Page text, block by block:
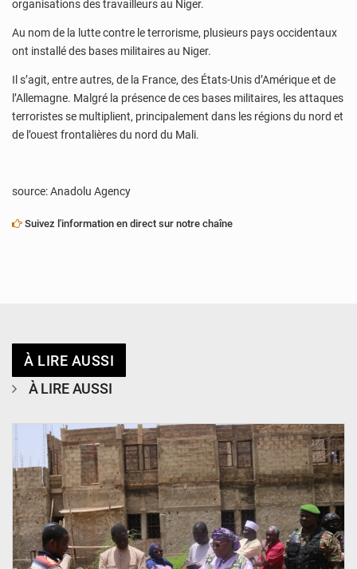
organisations des travailleurs au Niger.
Au nom de la lutte contre le terrorisme, plusieurs pays occidentaux
ont installé des bases militaires au Niger.
Il s’agit, entre autres, de la France, des États-Unis d’Amérique et de
l’Allemagne. Malgré la présence de ces bases militaires, les attaques
terroristes se multiplient, principalement dans les régions du nord et
de l’ouest frontalières du nord du Mali.
source: Anadolu Agency
Suivez l'information en direct sur notre chaîne
À LIRE AUSSI
À LIRE AUSSI